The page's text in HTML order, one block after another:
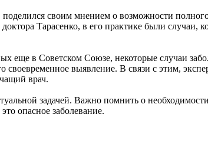
своим мнением о возможности
Тарасенко, в его практике были
еще в Советском Союзе, некоторые случаи
своевременное выявление. В связи с этим,
врач.
задачей. Важно помнить о
опасное заболевание.